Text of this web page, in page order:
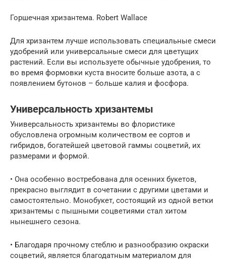
Горшечная хризантема. Robert Wallace
Для хризантем лучше использовать специальные смеси
удобрений или универсальные смеси для цветущих
растений. Если вы используете обычные удобрения, то
во время формовки куста вносите больше азота, а с
появлением бутонов – больше калия и фосфора.
Универсальность хризантемы
Универсальность хризантемы во флористике
обусловлена огромным количеством ее сортов и
гибридов, богатейшей цветовой гаммы соцветий, их
размерами и формой.
• Она особенно востребована для осенних букетов,
прекрасно выглядит в сочетании с другими цветами и
самостоятельно. Монобукет, состоящий из одной ветки
хризантемы с пышными соцветиями стал хитом
нынешнего сезона.
• Благодаря прочному стеблю и разнообразию окраски
соцветий, является благодатным материалом для